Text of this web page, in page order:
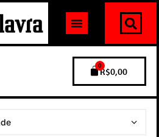
R$0,00
0